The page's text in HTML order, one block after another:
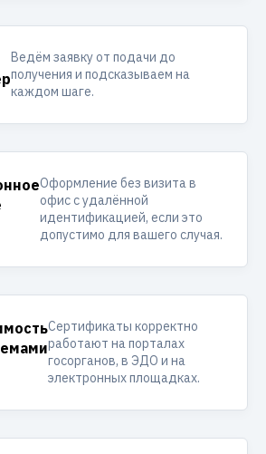
Ведём заявку от подачи до
получения и подсказываем на
каждом шаге.
Оформление без визита в
офис с удалённой
идентификацией, если это
допустимо для вашего случая.
Сертификаты корректно
работают на порталах
госорганов, в ЭДО и на
электронных площадках.